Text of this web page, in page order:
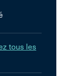
tous les